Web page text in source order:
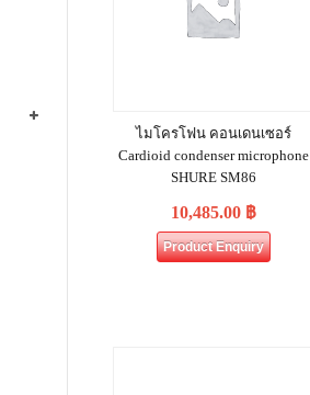
ไมโครโฟน คอนเดนเซอร์
Cardioid condenser microphone
SHURE SM86
10,485.00 ฿
Product Enquiry